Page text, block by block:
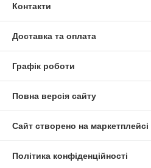
Контакти
Доставка та оплата
Графік роботи
Повна версія сайту
Сайт створено на маркетплейсі
Політика конфіденційності